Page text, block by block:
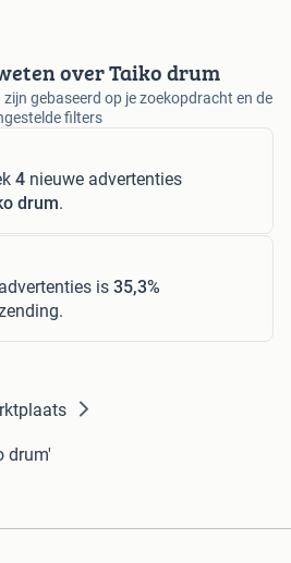
over Taiko drum
gebaseerd op je zoekopdracht en de
filters
4 nieuwe advertenties
drum.
advertenties is 35,3%
drum'